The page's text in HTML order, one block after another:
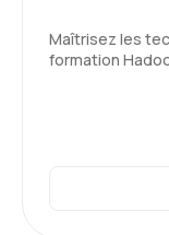
Maîtrisez les
formation